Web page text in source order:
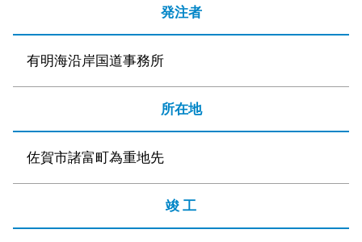
発注者
有明海沿岸国道事務所
所在地
佐賀市諸富町為重地先
竣 工